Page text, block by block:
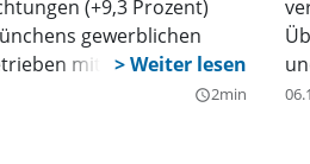
(+9,3 Prozent)
gewerblichen
mit zehn und mehr
query_builder2min